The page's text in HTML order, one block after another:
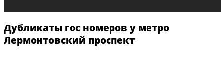
Дубликаты гос номеров у метро
Лермонтовский проспект